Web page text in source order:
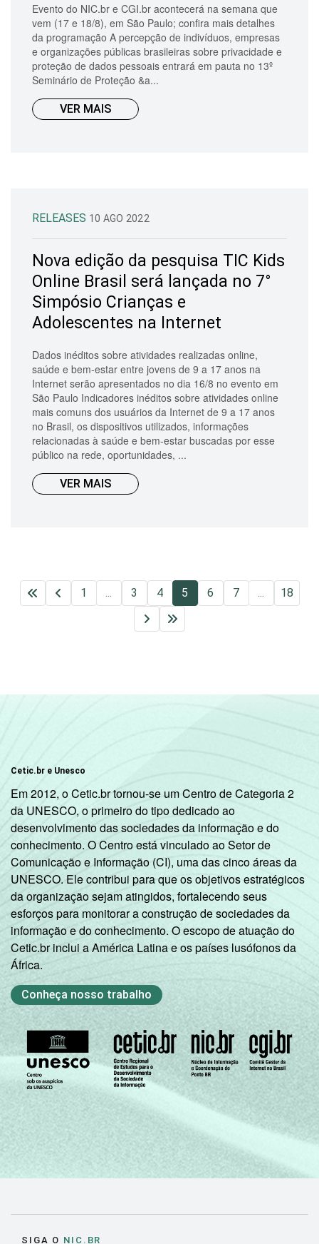
Evento do NIC.br e CGI.br acontecerá na semana que
vem (17 e 18/8), em São Paulo; confira mais detalhes
da programação A percepção de indivíduos, empresas
e organizações públicas brasileiras sobre privacidade e
proteção de dados pessoais entrará em pauta no 13º
Seminário de Proteção &a...
VER MAIS
RELEASES 10 AGO 2022
Nova edição da pesquisa TIC Kids
Online Brasil será lançada no 7°
Simpósio Crianças e
Adolescentes na Internet
Dados inéditos sobre atividades realizadas online,
saúde e bem-estar entre jovens de 9 a 17 anos na
Internet serão apresentados no dia 16/8 no evento em
São Paulo Indicadores inéditos sobre atividades online
mais comuns dos usuários da Internet de 9 a 17 anos
no Brasil, os dispositivos utilizados, informações
relacionadas à saúde e bem-estar buscadas por esse
público na rede, oportunidades, ...
VER MAIS
1 ... 3 4 5 6 7 ... 18
Cetic.br e Unesco
Em 2012, o Cetic.br tornou-se um Centro de Categoria 2
da UNESCO, o primeiro do tipo dedicado ao
desenvolvimento das sociedades da informação e do
conhecimento. O Centro está vinculado ao Setor de
Comunicação e Informação (CI), uma das cinco áreas da
UNESCO. Ele contribui para que os objetivos estratégicos
da organização sejam atingidos, fortalecendo seus
esforços para monitorar a construção de sociedades da
informação e do conhecimento. O escopo de atuação do
Cetic.br inclui a América Latina e os países lusófonos da
África.
Conheça nosso trabalho
SIGA O NIC.BR